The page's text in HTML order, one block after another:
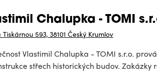
Chalupka - TOMI
Tiskárnou 593, 38101 Český Krumlov
Vlastimil Chalupka - TOMI s.r.o.
střech historických budov. Zakázky